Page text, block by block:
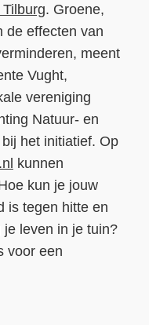
. Groene,
de effecten van
meent
Vught,
vereniging
Natuur- en
het initiatief. Op
kunnen
kun je jouw
is tegen hitte en
je leven in je tuin?
voor een